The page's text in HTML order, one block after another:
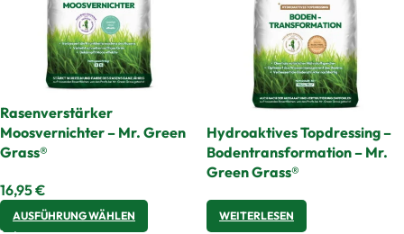
Rasenverstärker
Moosvernichter – Mr. Green
Grass®
16,95€
AUSFÜHRUNG WÄHLEN
Hydroaktives Topdressing –
Bodentransformation – Mr.
Green Grass®
WEITERLESEN